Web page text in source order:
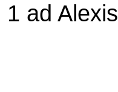
ad Alexis